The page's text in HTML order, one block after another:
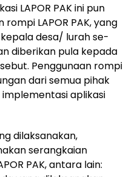
LAPOR PAK ini pun
LAPOR PAK, yang
desa/ lurah se-
diberikan pula kepada
Penggunaan rompi
dari semua pihak
aplikasi
dilaksanakan,
serangkaian
PAK, antara lain: